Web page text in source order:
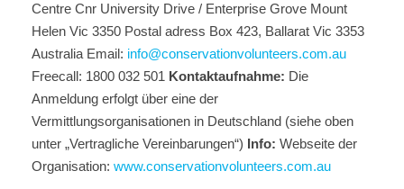
Centre Cnr University Drive / Enterprise Grove Mount
Helen Vic 3350 Postal adress Box 423, Ballarat Vic 3353
Australia Email: info@conservationvolunteers.com.au
Freecall: 1800 032 501 Kontaktaufnahme: Die
Anmeldung erfolgt über eine der
Vermittlungsorganisationen in Deutschland (siehe oben
unter „Vertragliche Vereinbarungen“) Info: Webseite der
Organisation: www.conservationvolunteers.com.au